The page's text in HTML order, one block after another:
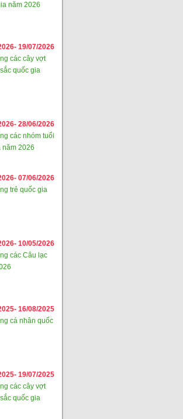
năm 2026
19/07/2026
các cây vợt
quốc gia
28/06/2026
các nhóm tuổi
năm 2026
07/06/2026
trẻ quốc gia
10/05/2026
các Câu lạc
16/08/2025
cá nhân quốc
19/07/2025
các cây vợt
quốc gia